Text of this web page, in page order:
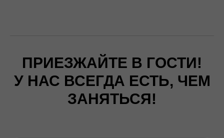
ПРИЕЗЖАЙТЕ В ГОСТИ!
У НАС ВСЕГДА ЕСТЬ, ЧЕМ
ЗАНЯТЬСЯ!